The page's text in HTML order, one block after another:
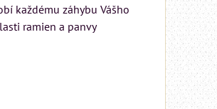
každému záhybu Vášho
ramien a panvy